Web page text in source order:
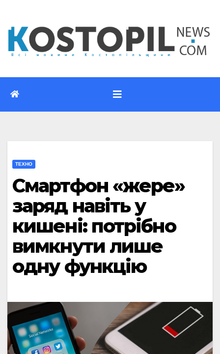
вмісту
ТЕХНО
Смартфон «жере»
заряд навіть у
кишені: потрібно
вимкнути лише
одну функцію